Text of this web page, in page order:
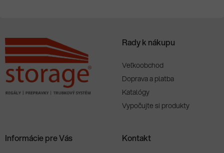
Rady k nákupu
Veľkoobchod
Doprava a platba
Katalógy
Vypočujte si produkty
Informácie pre Vás Kontakt